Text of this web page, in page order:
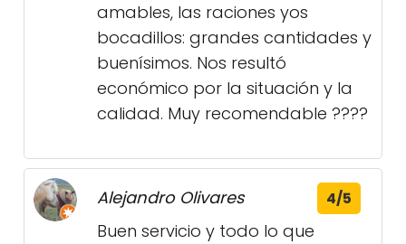
amables, las raciones yos
bocadillos: grandes cantidades y
buenísimos. Nos resultó
económico por la situación y la
calidad. Muy recomendable ????
Alejandro Olivares 4/5
Buen servicio y todo lo que